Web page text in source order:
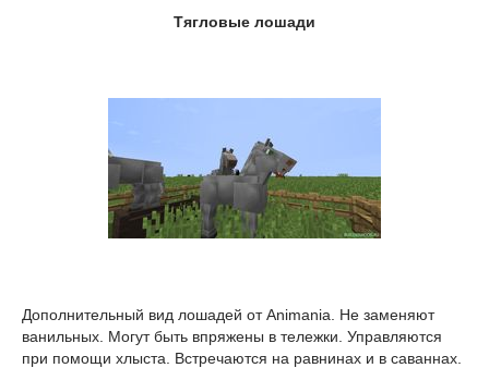
Тягловые лошади
Дополнительный вид лошадей от Animania. Не заменяют
ванильных. Могут быть впряжены в тележки. Управляются
при помощи хлыста. Встречаются на равнинах и в саваннах.